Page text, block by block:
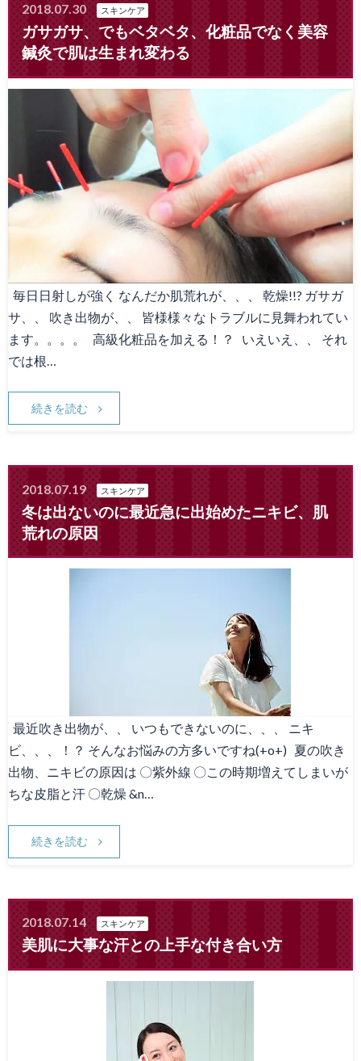
2018.07.30 スキンケア
ガサガサ、でもベタベタ、化粧品でなく美容
鍼灸で肌は生まれ変わる
毎日日射しが強く なんだか肌荒れが、、、 乾燥!!? ガサガ
サ、、 吹き出物が、、 皆様様々なトラブルに見舞われてい
ます。。。。 高級化粧品を加える！？ いえいえ、、 それ
では根…
続きを読む
2018.07.19 スキンケア
冬は出ないのに最近急に出始めたニキビ、肌
荒れの原因
最近吹き出物が、、 いつもできないのに、、、 ニキ
ビ、、、！？ そんなお悩みの方多いですね(+o+) 夏の吹き
出物、ニキビの原因は 〇紫外線 〇この時期増えてしまいが
ちな皮脂と汗 〇乾燥 &n…
続きを読む
2018.07.14 スキンケア
美肌に大事な汗との上手な付き合い方